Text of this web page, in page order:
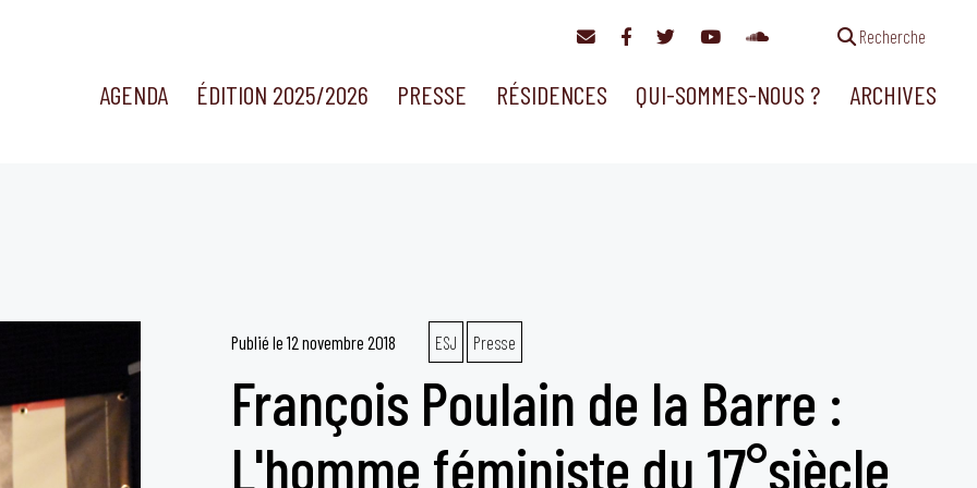
Recherche
AGENDA ÉDITION 2025/2026 PRESSE RÉSIDENCES QUI-SOMMES-NOUS ? ARCHIVES
Publié le12 novembre 2018 ESJ Presse
François Poulain de la Barre :
L'homme féministe du 17°siècle